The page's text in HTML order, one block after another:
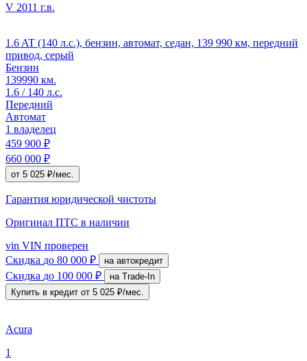
V 2011 г.в.
1.6 AT (140 л.с.), бензин, автомат, седан, 139 990 км, передний
привод, серый
Бензин
139990 км.
1.6 / 140 л.с.
Передний
Автомат
1 владелец
459 900 ₽
660 000 ₽
от 5 025 ₽/мес.
Гарантия юридической чистоты
Оригинал ПТС в наличии
vin VIN проверен
Скидка до 80 000 ₽ на автокредит
Скидка до 100 000 ₽
на Trade-In
Купить в кредит от 5 025 ₽/мес.
Acura
1